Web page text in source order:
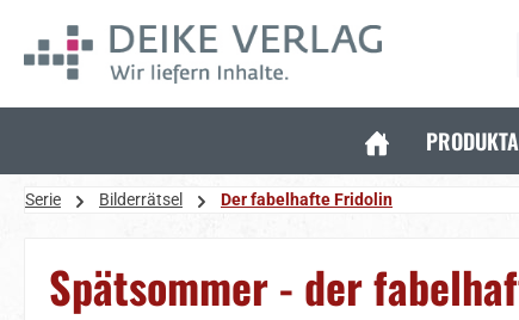
Hauptinhalt springen
Zur Suche springen
Zur Hauptnavigation springen
Serie Bilderrätsel Der fabelhafte Fridolin
Spätsommer - der